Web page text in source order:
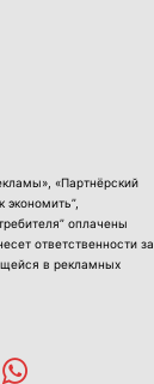
«Партнёрский
экономить”,
оплачены
ответственности за
в рекламных